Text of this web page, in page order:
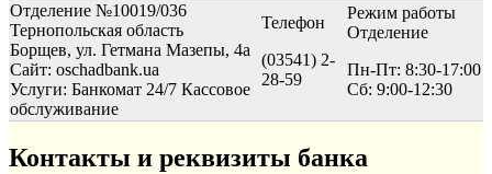
Отделение №10019/036
Тернопольская область
Борщев, ул. Гетмана Мазепы, 4а
Сайт: oschadbank.ua
Услуги: Банкомат 24/7 Кассовое
обслуживание
Телефон
(03541) 2-
28-59
Режим работы
Отделение
Пн-Пт: 8:30-17:00
Сб: 9:00-12:30
Контакты и реквизиты банка